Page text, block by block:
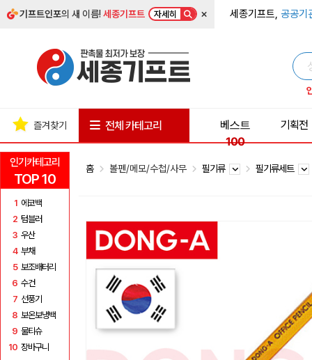
기프트인포의 새 이름!세종기프트 자세히 × 세종기프트, 공공기
인기카테고리
TOP 10
1 에코백
2 텀블러
3 우산
4 부채
5 보조배터리
6 수건
7 선풍기
8 보온보냉백
9 물티슈
10 장바구니
즐겨찾기 전체 카테고리
베스트
100
기획전
홈 볼펜/메모/수첩/사무 필기류 필기류세트